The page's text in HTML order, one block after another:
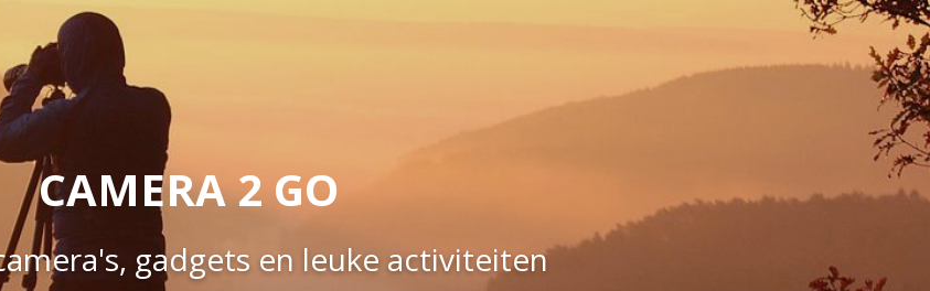
CAMERA 2 GO
gadgets en leuke activiteiten